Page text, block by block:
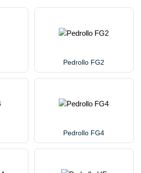
Pedrollo FG2
Pedrollo FG4